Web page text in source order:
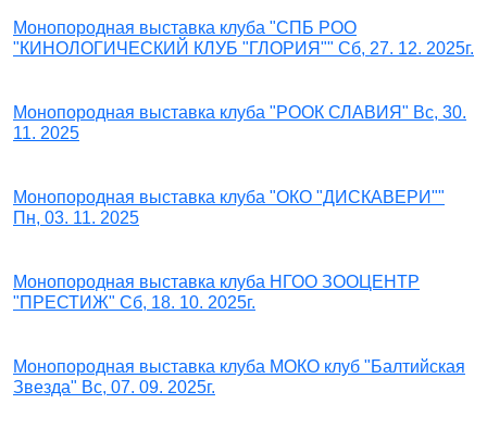
Монопородная выставка клуба "СПБ РОО
"КИНОЛОГИЧЕСКИЙ КЛУБ "ГЛОРИЯ"" Сб, 27. 12. 2025г.
Монопородная выставка клуба "РООК СЛАВИЯ" Вс, 30.
11. 2025
Монопородная выставка клуба "ОКО "ДИСКАВЕРИ""
Пн, 03. 11. 2025
Монопородная выставка клуба НГОО ЗООЦЕНТР
"ПРЕСТИЖ" Сб, 18. 10. 2025г.
Монопородная выставка клуба МОКО клуб "Балтийская
Звезда" Вс, 07. 09. 2025г.